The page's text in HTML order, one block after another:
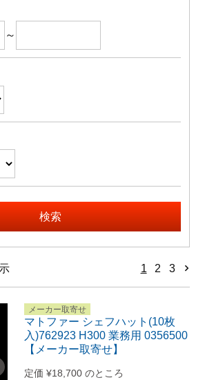
リシー
～
検索
1 2 3
メーカー取寄せ
マトファー シェフハット(10枚
入)762923 H300 業務用 0356500
【メーカー取寄せ】
定価 ¥18,700 のところ